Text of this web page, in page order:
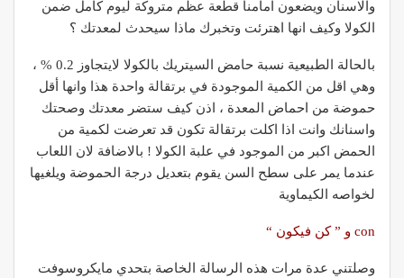
والاسنان ويضعون امامنا قطعة عظم متروكة ليوم كامل ضمن
الكولا وكيف انها اهترئت وتخبرك ماذا سيحدث لمعدتك ؟
بالحالة الطبيعية نسبة حامض السيتريك بالكولا لايتجاوز 0.2 % ،
وهي اقل من الكمية الموجودة في برتقالة واحدة هذا وانها أقل
حموضة من احماض المعدة ، اذن كيف ستضر معدتك وصحتك
واسنانك وانت اذا اكلت برتقالة تكون قد تعرضت لكمية من
الحمض اكبر من الموجود في علبة الكولا ! بالاضافة لان اللعاب
عندما يمر على سطح السن يقوم بتعديل درجة الحموضة ويلغيها
لخواصه الكيماوية
con و ” كن فيكون “
وصلتني عدة مرات هذه الرسالة الخاصة بتحدي مايكروسوفت